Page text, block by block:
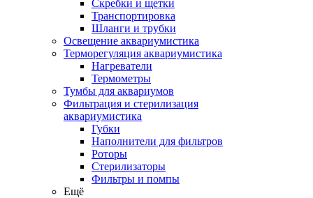
Скребки и щетки
Транспортировка
Шланги и трубки
Освещение аквариумистика
Терморегуляция аквариумистика
Нагреватели
Термометры
Тумбы для аквариумов
Фильтрация и стерилизация
аквариумистика
Губки
Наполнители для фильтров
Роторы
Стерилизаторы
Фильтры и помпы
Ещё